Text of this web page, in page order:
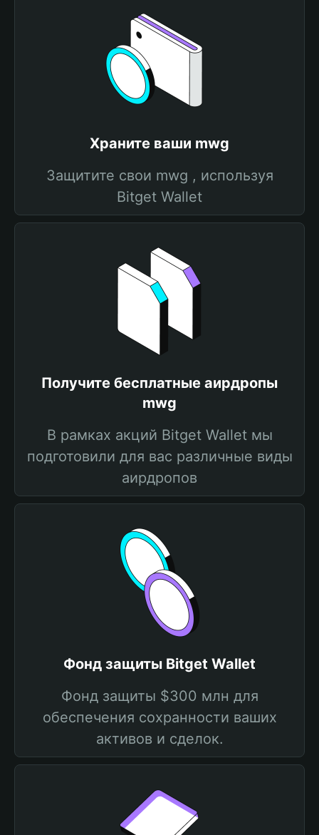
Храните ваши mwg
Защитите свои mwg , используя
Bitget Wallet
Получите бесплатные аирдропы
mwg
В рамках акций Bitget Wallet мы
подготовили для вас различные виды
аирдропов
Фонд защиты Bitget Wallet
Фонд защиты $300 млн для
обеспечения сохранности ваших
активов и сделок.